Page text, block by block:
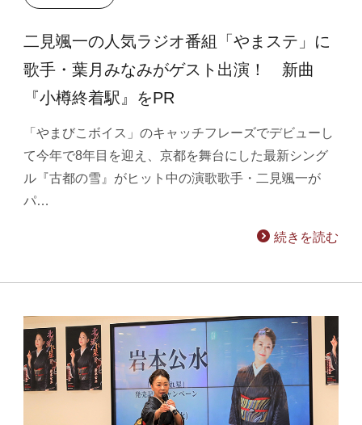
二見颯一の人気ラジオ番組「やまステ」に
歌手・葉月みなみがゲスト出演！ 新曲
『小樽終着駅』をPR
「やまびこボイス」のキャッチフレーズでデビューし
て今年で8年目を迎え、京都を舞台にした最新シング
ル『古都の雪』がヒット中の演歌歌手・二見颯一が
パ…
続きを読む